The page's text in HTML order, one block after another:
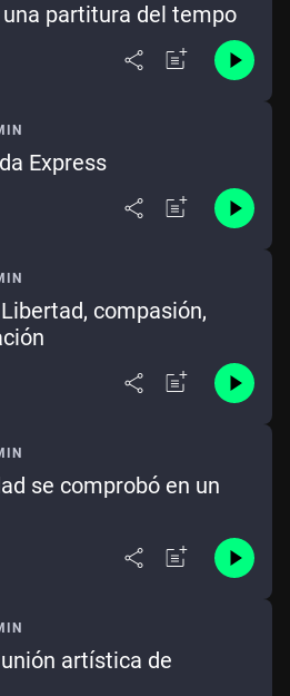
partitura del tempo
Express
compasión,
se comprobó en un
artística de